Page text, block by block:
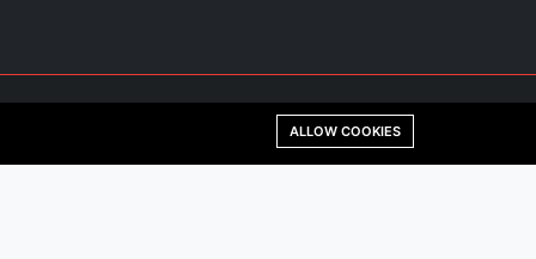
ALLOW COOKIES